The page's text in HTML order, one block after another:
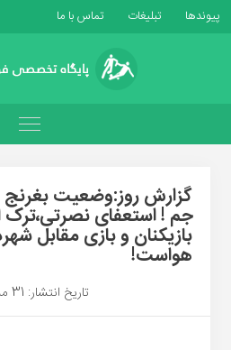
پیوندها تبلیغات تماس با ما
گزارش روز:وضعیت
جم ! استعفای
بازیکنان و بازی مقابل
هواست!
تاریخ انتشار: 31 مه 2021